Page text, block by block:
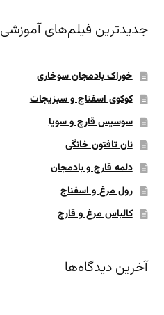
جدیدترین فیلم‌های آموزشی
خوراک بادمجان سوخاری
کوکوی اسفناج و سبزیجات
سوسیس قارچ و سویا
نان تافتون خانگی
دلمه قارچ و بادمجان
رول مرغ و اسفناج
کالباس مرغ و قارچ
آخرین دیدگاه‌ها